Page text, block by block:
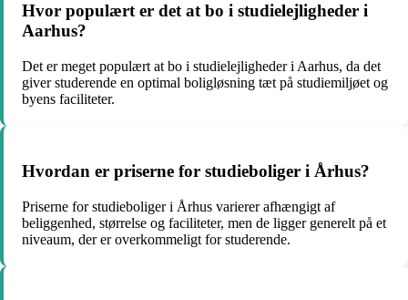
Hvor populært er det at bo i studielejligheder i
Aarhus?
Det er meget populært at bo i studielejligheder i Aarhus, da det
giver studerende en optimal boligløsning tæt på studiemiljøet og
byens faciliteter.
Hvordan er priserne for studieboliger i Århus?
Priserne for studieboliger i Århus varierer afhængigt af
beliggenhed, størrelse og faciliteter, men de ligger generelt på et
niveaum, der er overkommeligt for studerende.